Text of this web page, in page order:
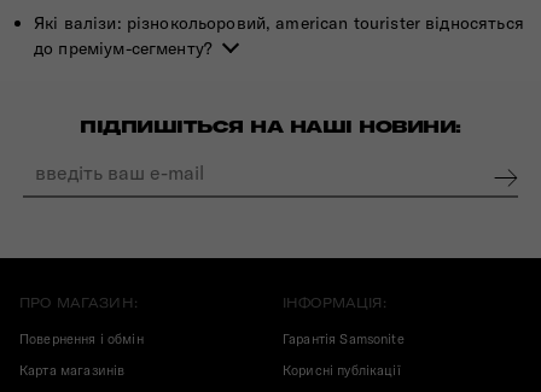
Які валізи: різнокольоровий, american tourister відносяться
до преміум-сегменту?
ПІДПИШІТЬСЯ НА НАШІ НОВИНИ:
ПРО МАГАЗИН:
Повернення і обмін
Карта магазинів
ІНФОРМАЦІЯ:
Гарантія Samsonite
Корисні публікації